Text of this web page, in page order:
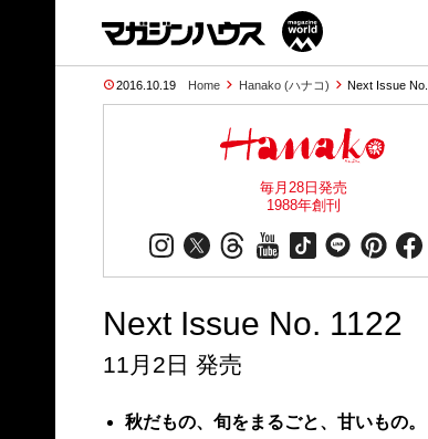
2016.10.19 Home Hanako (ハナコ) Next Issue
毎月28日発売
1988年創刊
Next Issue No. 1122
11月2日 発売
秋だもの、旬をまるごと、甘いもの。